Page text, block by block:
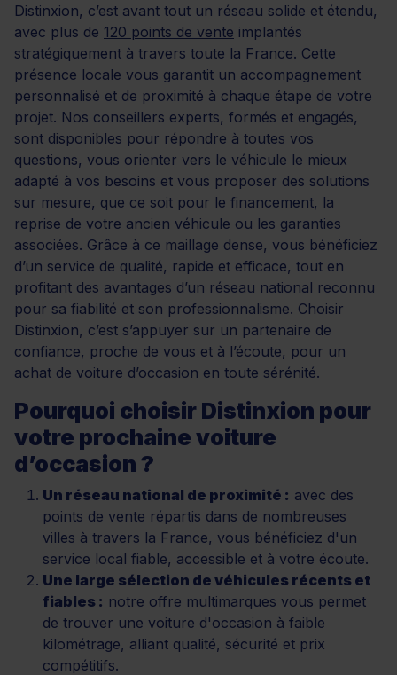
Distinxion, c’est avant tout un réseau solide et étendu,
avec plus de 120 points de vente implantés
stratégiquement à travers toute la France. Cette
présence locale vous garantit un accompagnement
personnalisé et de proximité à chaque étape de votre
projet. Nos conseillers experts, formés et engagés,
sont disponibles pour répondre à toutes vos
questions, vous orienter vers le véhicule le mieux
adapté à vos besoins et vous proposer des solutions
sur mesure, que ce soit pour le financement, la
reprise de votre ancien véhicule ou les garanties
associées. Grâce à ce maillage dense, vous bénéficiez
d’un service de qualité, rapide et efficace, tout en
profitant des avantages d’un réseau national reconnu
pour sa fiabilité et son professionnalisme. Choisir
Distinxion, c’est s’appuyer sur un partenaire de
confiance, proche de vous et à l’écoute, pour un
achat de voiture d’occasion en toute sérénité.
Pourquoi choisir Distinxion pour
votre prochaine voiture
d’occasion ?
Un réseau national de proximité : avec des
points de vente répartis dans de nombreuses
villes à travers la France, vous bénéficiez d'un
service local fiable, accessible et à votre écoute.
Une large sélection de véhicules récents et
fiables : notre offre multimarques vous permet
de trouver une voiture d'occasion à faible
kilométrage, alliant qualité, sécurité et prix
compétitifs.